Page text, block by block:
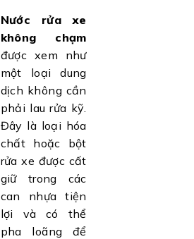
Nước rửa xe
không chạm
được xem như
một loại dung
dịch không cần
phải lau rửa kỹ.
Đây là loại hóa
chất hoặc bột
rửa xe được cất
giữ trong các
can nhựa tiện
lợi và có thể
pha loãng để